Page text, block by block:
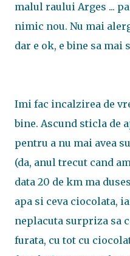
malul raului Arges ...
nimic nou. Nu mai
dar e ok, e bine sa
Imi fac incalzirea de
bine. Ascund sticla de
pentru a nu mai avea
(da, anul trecut cand
data 20 de km ma
apa si ceva ciocolata,
neplacuta surpriza sa
furata, cu tot cu